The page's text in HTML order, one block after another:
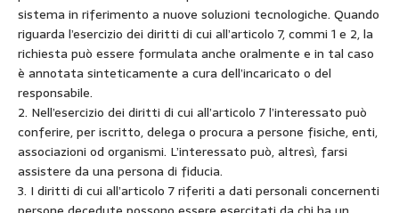
sistema in riferimento a nuove soluzioni tecnologiche. Quando
riguarda l’esercizio dei diritti di cui all’articolo 7, commi 1 e 2, la
richiesta può essere formulata anche oralmente e in tal caso
è annotata sinteticamente a cura dell’incaricato o del
responsabile.
2. Nell’esercizio dei diritti di cui all’articolo 7 l’interessato può
conferire, per iscritto, delega o procura a persone fisiche, enti,
associazioni od organismi. L’interessato può, altresì, farsi
assistere da una persona di fiducia.
3. I diritti di cui all’articolo 7 riferiti a dati personali concernenti